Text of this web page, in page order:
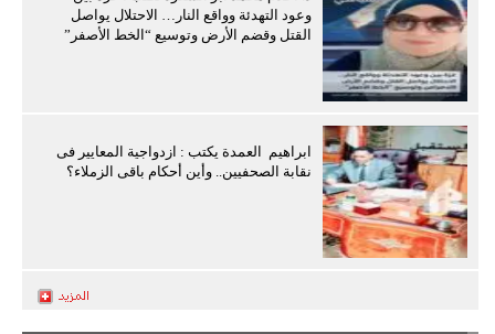
وعود التهدئة وواقع النار… الاحتلال يواصل
القتل وقضم الأرض وتوسيع “الخط الأصفر”
ابراهيم العمدة يكتب : ازدواجية المعايير فى
نقابة الصحفيين.. وأين أحكام باقى الزملاء؟